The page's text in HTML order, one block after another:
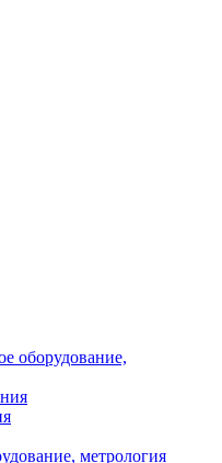
оборудование,
метрология